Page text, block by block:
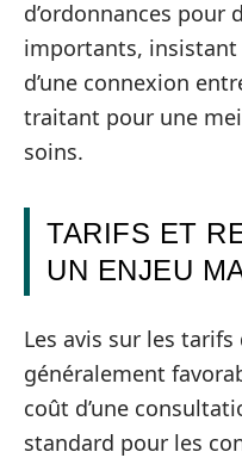
d’ordonnances pour
importants, insistant
d’une connexion
traitant pour une
soins.
TARIFS ET
UN ENJEU
Les avis sur les
généralement
coût d’une
standard pour les